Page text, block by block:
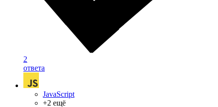
2
ответа
JavaScript
+2 ещё